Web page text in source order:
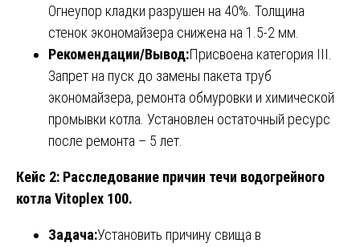
Огнеупор кладки разрушен на 40%. Толщина
стенок экономайзера снижена на 1.5-2 мм.
Рекомендации/Вывод:Присвоена категория III.
Запрет на пуск до замены пакета труб
экономайзера, ремонта обмуровки и химической
промывки котла. Установлен остаточный ресурс
после ремонта – 5 лет.
Кейс 2: Расследование причин течи водогрейного
котла Vitoplex 100.
Задача:Установить причину свища в